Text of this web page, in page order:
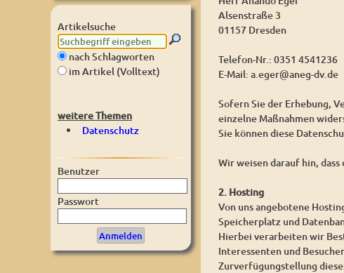
Artikelsuche
nach Schlagworten
im Artikel (Volltext)
weitere Themen
Datenschutz
Benutzer
Passwort
Alsenstraße 3
01157 Dresden
Telefon-Nr.: 0351 4541236
E-Mail: a.eger@aneg-dv.de
Sofern Sie der Erhebung,
einzelne Maßnahmen
Sie können diese
Wir weisen darauf hin,
2. Hosting
Von uns angebotene
Speicherplatz und
Hierbei verarbeiten wir
Interessenten und
Zurverfügungstellung